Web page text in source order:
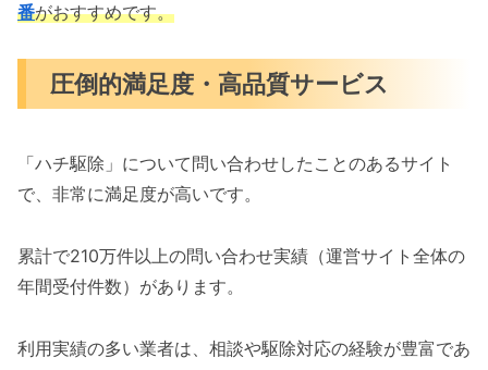
番がおすすめです。
圧倒的満足度・高品質サービス
「ハチ駆除」について問い合わせしたことのあるサイト
で、非常に満足度が高いです。
累計で210万件以上の問い合わせ実績（運営サイト全体の
年間受付件数）があります。
利用実績の多い業者は、相談や駆除対応の経験が豊富であ